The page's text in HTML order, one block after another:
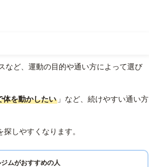
など、運動の目的や通い方によって選び
体を動かしたい 」など、続けやすい通い方
しやすくなります。
ムがおすすめの人